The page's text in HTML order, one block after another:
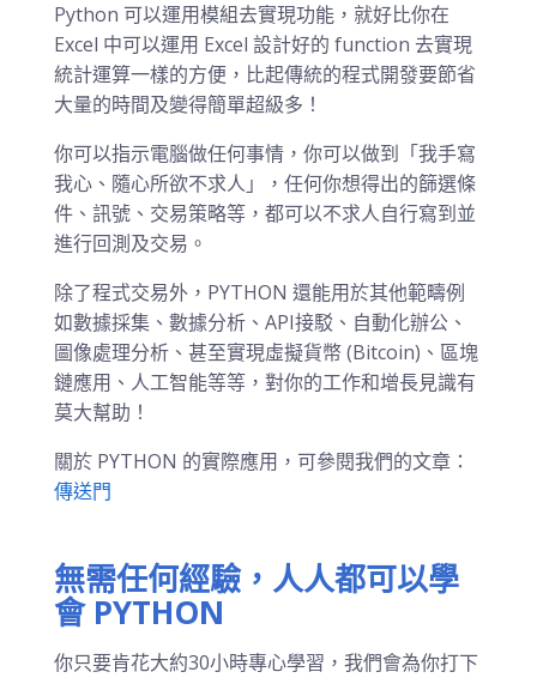
Python 可以運用模組去實現功能，就好比你在
Excel 中可以運用 Excel 設計好的 function 去實現
統計運算一樣的方便，比起傳統的程式開發要節省
大量的時間及變得簡單超級多！
你可以指示電腦做任何事情，你可以做到「我手寫
我心、隨心所欲不求人」，任何你想得出的篩選條
件、訊號、交易策略等，都可以不求人自行寫到並
進行回測及交易。
除了程式交易外，PYTHON 還能用於其他範疇例
如數據採集、數據分析、API接駁、自動化辦公、
圖像處理分析、甚至實現虛擬貨幣 (Bitcoin)、區塊
鏈應用、人工智能等等，對你的工作和增長見識有
莫大幫助！
關於 PYTHON 的實際應用，可參閱我們的文章：
傳送門
無需任何經驗，人人都可以學
會 PYTHON
你只要肯花大約30小時專心學習，我們會為你打下